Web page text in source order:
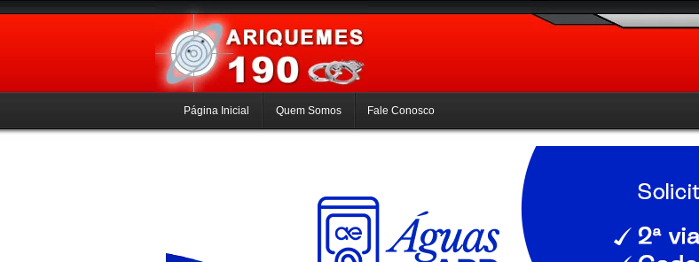
Página Inicial Quem Somos Fale Conosco